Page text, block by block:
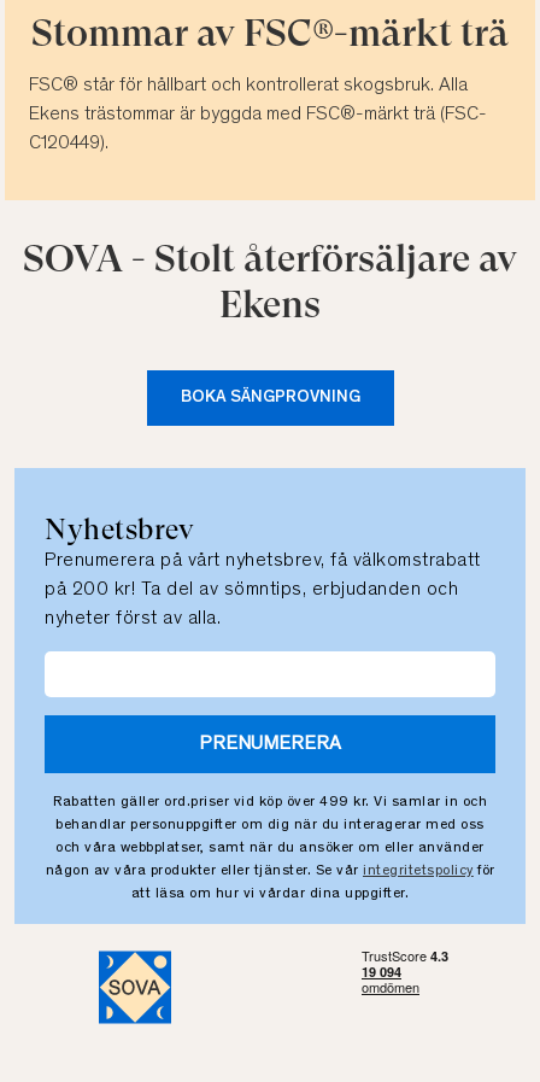
Stommar av FSC®-märkt trä
FSC® står för hållbart och kontrollerat skogsbruk. Alla
Ekens trästommar är byggda med FSC®-märkt trä (FSC-
C120449).
SOVA - Stolt återförsäljare av
Ekens
BOKA SÄNGPROVNING
Nyhetsbrev
Prenumerera på vårt nyhetsbrev, få välkomstrabatt
på 200 kr! Ta del av sömntips, erbjudanden och
nyheter först av alla.
PRENUMERERA
Rabatten gäller ord.priser vid köp över 499 kr. Vi samlar in och
behandlar personuppgifter om dig när du interagerar med oss
och våra webbplatser, samt när du ansöker om eller använder
någon av våra produkter eller tjänster. Se vår integritetspolicy för
att läsa om hur vi vårdar dina uppgifter.